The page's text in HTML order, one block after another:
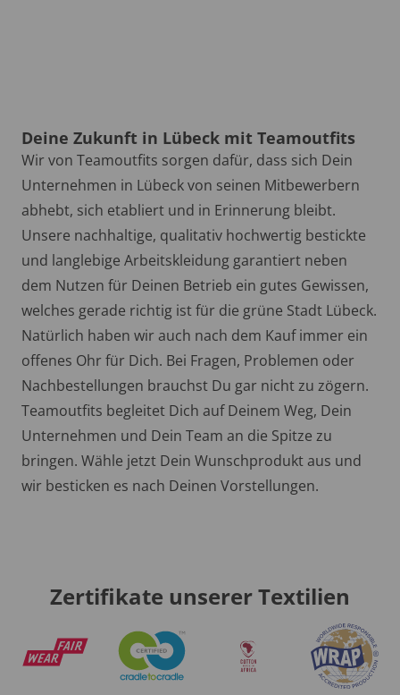
Deine Zukunft in Lübeck mit Teamoutfits
Wir von Teamoutfits sorgen dafür, dass sich Dein
Unternehmen in Lübeck von seinen Mitbewerbern
abhebt, sich etabliert und in Erinnerung bleibt.
Unsere nachhaltige, qualitativ hochwertig bestickte
und langlebige Arbeitskleidung garantiert neben
dem Nutzen für Deinen Betrieb ein gutes Gewissen,
welches gerade richtig ist für die grüne Stadt Lübeck.
Natürlich haben wir auch nach dem Kauf immer ein
offenes Ohr für Dich. Bei Fragen, Problemen oder
Nachbestellungen brauchst Du gar nicht zu zögern.
Teamoutfits begleitet Dich auf Deinem Weg, Dein
Unternehmen und Dein Team an die Spitze zu
bringen. Wähle jetzt Dein Wunschprodukt aus und
wir besticken es nach Deinen Vorstellungen.
Zertifikate unserer Textilien